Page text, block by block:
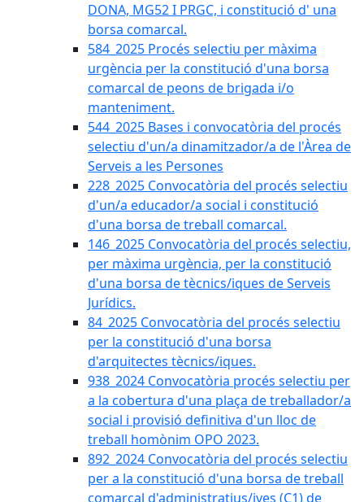
DONA, MG52 I PRGC, i constitució d' una
borsa comarcal.
584_2025 Procés selectiu per màxima
urgència per la constitució d'una borsa
comarcal de peons de brigada i/o
manteniment.
544_2025 Bases i convocatòria del procés
selectiu d'un/a dinamitzador/a de l'Àrea de
Serveis a les Persones
228_2025 Convocatòria del procés selectiu
d'un/a educador/a social i constitució
d'una borsa de treball comarcal.
146_2025 Convocatòria del procés selectiu,
per màxima urgència, per la constitució
d'una borsa de tècnics/iques de Serveis
Jurídics.
84_2025 Convocatòria del procés selectiu
per la constitució d'una borsa
d'arquitectes tècnics/iques.
938_2024 Convocatòria procés selectiu per
a la cobertura d'una plaça de treballador/a
social i provisió definitiva d'un lloc de
treball homònim OPO 2023.
892_2024 Convocatòria del procés selectiu
per a la constitució d'una borsa de treball
comarcal d'administratius/ives (C1) de